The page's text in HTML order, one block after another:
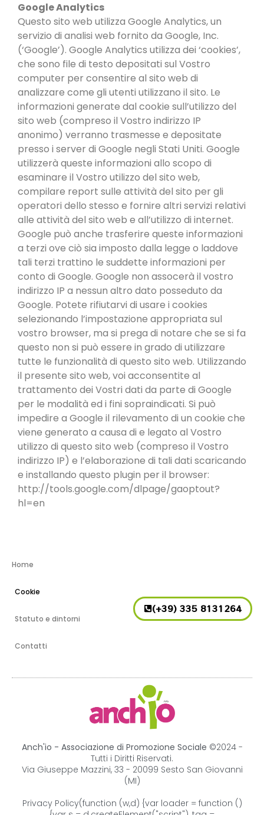
Google Analytics
Questo sito web utilizza Google Analytics, un
servizio di analisi web fornito da Google, Inc.
(‘Google’). Google Analytics utilizza dei ‘cookies’,
che sono file di testo depositati sul Vostro
computer per consentire al sito web di
analizzare come gli utenti utilizzano il sito. Le
informazioni generate dal cookie sull’utilizzo del
sito web (compreso il Vostro indirizzo IP
anonimo) verranno trasmesse e depositate
presso i server di Google negli Stati Uniti. Google
utilizzerà queste informazioni allo scopo di
esaminare il Vostro utilizzo del sito web,
compilare report sulle attività del sito per gli
operatori dello stesso e fornire altri servizi relativi
alle attività del sito web e all’utilizzo di internet.
Google può anche trasferire queste informazioni
a terzi ove ciò sia imposto dalla legge o laddove
tali terzi trattino le suddette informazioni per
conto di Google. Google non assocerà il vostro
indirizzo IP a nessun altro dato posseduto da
Google. Potete rifiutarvi di usare i cookies
selezionando l’impostazione appropriata sul
vostro browser, ma si prega di notare che se si fa
questo non si può essere in grado di utilizzare
tutte le funzionalità di questo sito web. Utilizzando
il presente sito web, voi acconsentite al
trattamento dei Vostri dati da parte di Google
per le modalità ed i fini sopraindicati. Si può
impedire a Google il rilevamento di un cookie che
viene generato a causa di e legato al Vostro
utilizzo di questo sito web (compreso il Vostro
indirizzo IP) e l’elaborazione di tali dati scaricando
e installando questo plugin per il browser:
http://tools.google.com/dlpage/gaoptout?
hl=en
Home
Cookie
Statuto e dintorni
Contatti
(+39) 335 8131264
Anch'io - Associazione di Promozione Sociale ©2024 -
Tutti i Diritti Riservati.
Via Giuseppe Mazzini, 33 - 20099 Sesto San Giovanni
(MI)
Privacy Policy(function (w,d) {var loader = function ()